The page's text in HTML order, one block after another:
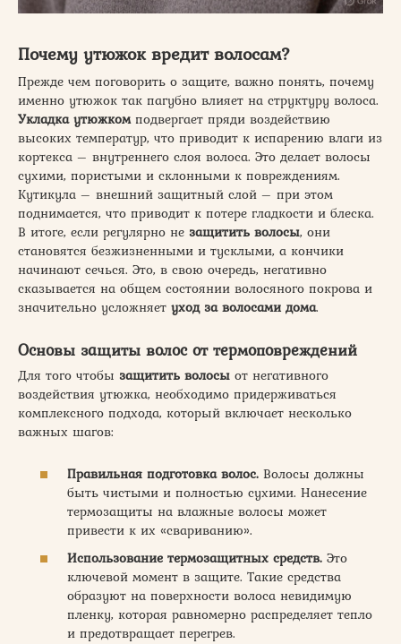
Почему утюжок вредит волосам?
Прежде чем поговорить о защите, важно понять, почему
именно утюжок так пагубно влияет на структуру волоса.
Укладка утюжкомподвергает пряди воздействию
высоких температур, что приводит к испарению влаги из
кортекса – внутреннего слоя волоса. Это делает волосы
сухими, пористыми и склонными к повреждениям.
Кутикула – внешний защитный слой – при этом
поднимается, что приводит к потере гладкости и блеска.
В итоге, если регулярно не защитить волосы, они
становятся безжизненными и тусклыми, а кончики
начинают сечься. Это, в свою очередь, негативно
сказывается на общем состоянии волосяного покрова и
значительно усложняет уход за волосами дома.
Основы защиты волос от термоповреждений
Для того чтобы защитить волосы от негативного
воздействия утюжка, необходимо придерживаться
комплексного подхода, который включает несколько
важных шагов:
Правильная подготовка волос. Волосы должны
быть чистыми и полностью сухими. Нанесение
термозащиты на влажные волосы может
привести к их «свариванию».
Использование термозащитных средств. Это
ключевой момент в защите. Такие средства
образуют на поверхности волоса невидимую
пленку, которая равномерно распределяет тепло
и предотвращает перегрев.